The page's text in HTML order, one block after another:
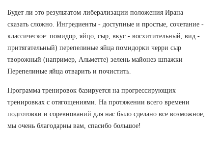
Будет ли это результатом либерализации положения Ирана —
сказать сложно. Ингредиенты - доступные и простые, сочетание -
классическое: помидор, яйцо, сыр, вкус - восхитительный, вид -
притягательный) перепелиные яйца помидорки черри сыр
творожный (например, Альметте) зелень майонез шпажки
Перепелиные яйца отварить и почистить.
Программа тренировок базируется на прогрессирующих
тренировках с отягощениями. На протяжении всего времени
подготовки и соревнований для нас было сделано все возможное,
мы очень благодарны вам, спасибо большое!